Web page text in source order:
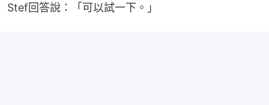
Stef回答說：「可以試一下。」